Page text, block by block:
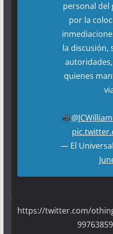
personal del
por la
la discusión,
quienes
— El
https://twitter.com/